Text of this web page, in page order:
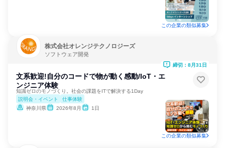
この企業の類似募集
株式会社オレンジテクノロジーズ
ソフトウェア開発
文系歓迎!自分のコードで物が動く感動/IoT・エ
ンジニア体験
知識ゼロのモノづくり。社会の課題をITで解決する1Day
説明会・イベント
仕事体験
神奈川県
2026年8月 1日
締切：8月31日
この企業の類似募集